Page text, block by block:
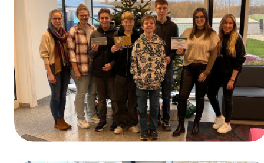
Repenser ensemble l’emballage – DiNOVO
passe aux emballages en papier